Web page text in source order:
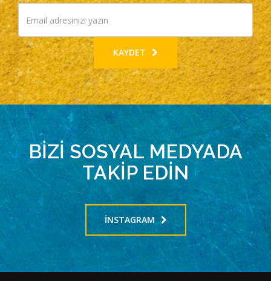
KAYDET
BİZİ SOSYAL MEDYADA
TAKİP EDİN
INSTAGRAM